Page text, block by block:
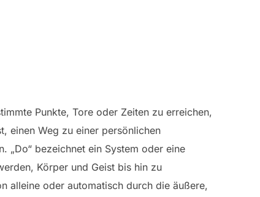
Punkte, Tore oder Zeiten zu erreichen,
einen Weg zu einer persönlichen
„Do“ bezeichnet ein System oder eine
Körper und Geist bis hin zu
alleine oder automatisch durch die äußere,